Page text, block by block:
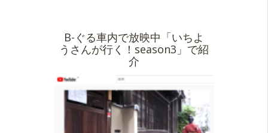
B-ぐる車内で放映中「いちよ
うさんが行く！season3」で紹
介